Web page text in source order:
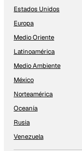
Estados Unidos
Europa
Medio Oriente
Latinoamérica
Medio Ambiente
México
Norteamérica
Oceanía
Rusia
Venezuela